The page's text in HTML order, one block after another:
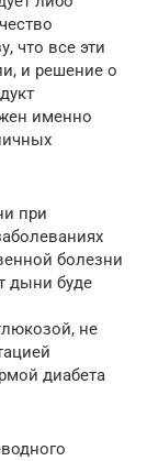
что все эти
и решение о
именно
при
болезни
дыни буде
не
диабета